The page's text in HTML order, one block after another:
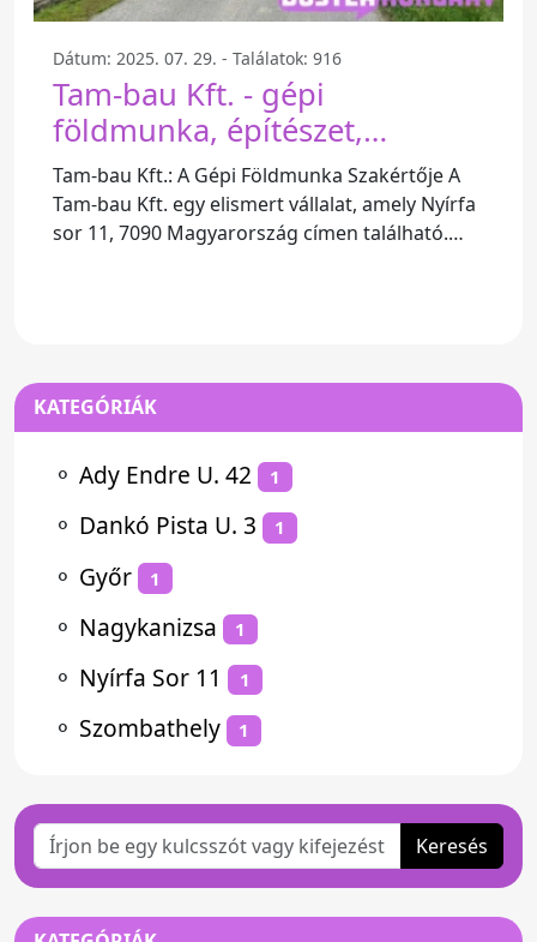
Dátum: 2025. 07. 29. - Találatok: 916
Tam-bau Kft. - gépi
földmunka, építészet,
mélyépítés - Nyírfa Sor 11
Tam-bau Kft.: A Gépi Földmunka Szakértője A
Tam-bau Kft. egy elismert vállalat, amely Nyírfa
sor 11, 7090 Magyarország címen található.
KATEGÓRIÁK
⚬ Ady Endre U. 42 1
⚬ Dankó Pista U. 3 1
⚬ Győr 1
⚬ Nagykanizsa 1
⚬ Nyírfa Sor 11 1
⚬ Szombathely 1
Keresés